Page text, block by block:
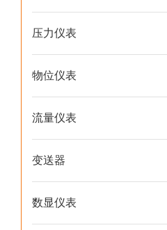
压力仪表
物位仪表
流量仪表
变送器
数显仪表